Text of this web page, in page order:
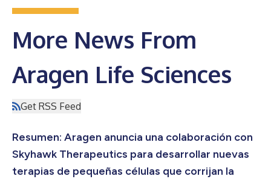
More News From
Aragen Life Sciences
Get RSS Feed
Resumen: Aragen anuncia una colaboración con
Skyhawk Therapeutics para desarrollar nuevas
terapias de pequeñas células que corrijan la